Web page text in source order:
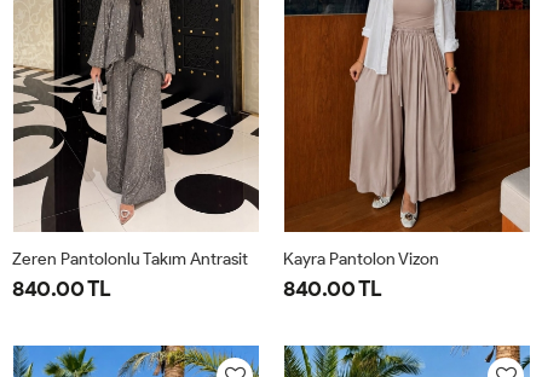
38-
42-
44-
48-
Zeren Pantolonlu Takım Antrasit
840.00 TL
42-
M-
Kayra Pantolon Vizon
840.00 TL